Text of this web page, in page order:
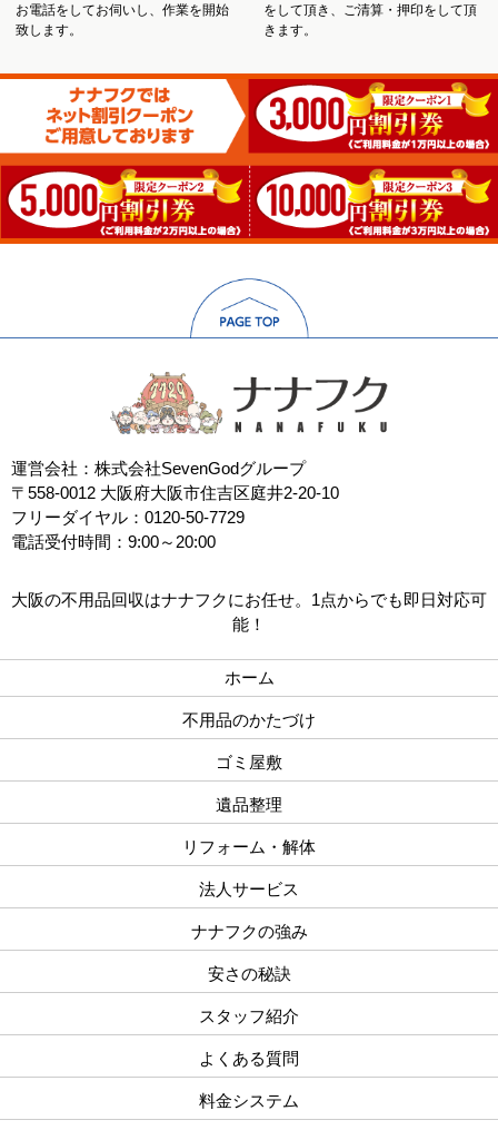
お電話をしてお伺いし、作業を開始
致します。
をして頂き、ご清算・押印をして頂
きます。
運営会社：株式会社SevenGodグループ
〒558-0012 大阪府大阪市住吉区庭井2-20-10
フリーダイヤル：0120-50-7729
電話受付時間：9:00～20:00
大阪の不用品回収はナナフクにお任せ。1点からでも即日対応可
能！
ホーム
不用品のかたづけ
ゴミ屋敷
遺品整理
リフォーム・解体
法人サービス
ナナフクの強み
安さの秘訣
スタッフ紹介
よくある質問
料金システム